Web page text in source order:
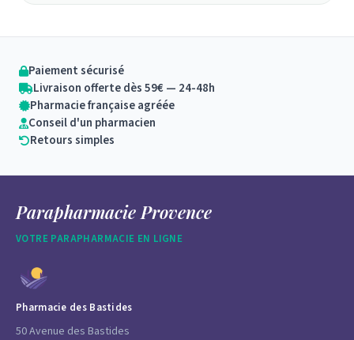
Paiement sécurisé
Livraison offerte dès 59€ — 24-48h
Pharmacie française agréée
Conseil d'un pharmacien
Retours simples
Parapharmacie Provence
VOTRE PARAPHARMACIE EN LIGNE
Pharmacie des Bastides
50 Avenue des Bastides